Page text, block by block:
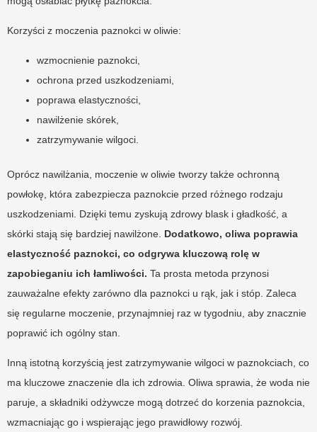
Korzyści z moczenia paznokci w oliwie:
wzmocnienie paznokci,
ochrona przed uszkodzeniami,
poprawa elastyczności,
nawilżenie skórek,
zatrzymywanie wilgoci.
Oprócz nawilżania, moczenie w oliwie tworzy także ochronną
powłokę, która zabezpiecza paznokcie przed różnego rodzaju
uszkodzeniami. Dzięki temu zyskują zdrowy blask i gładkość, a
skórki stają się bardziej nawilżone. Dodatkowo, oliwa poprawia
elastyczność paznokci, co odgrywa kluczową rolę w
zapobieganiu ich łamliwości. Ta prosta metoda przynosi
zauważalne efekty zarówno dla paznokci u rąk, jak i stóp. Zaleca
się regularne moczenie, przynajmniej raz w tygodniu, aby znacznie
poprawić ich ogólny stan.
Inną istotną korzyścią jest zatrzymywanie wilgoci w paznokciach, co
ma kluczowe znaczenie dla ich zdrowia. Oliwa sprawia, że woda nie
paruje, a składniki odżywcze mogą dotrzeć do korzenia paznokcia,
wzmacniając go i wspierając jego prawidłowy rozwój.